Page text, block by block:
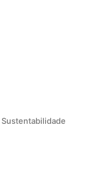
Sustentabilidade